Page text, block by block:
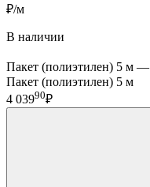
₽/м
В наличии
Пакет (полиэтилен) 5 м —
Пакет (полиэтилен) 5 м
4 03990₽